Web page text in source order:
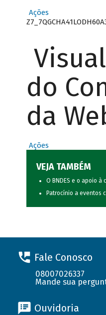
Ações
do
da
Ações
VEJA TAMBÉM
O BNDES e o apoio à
Patrocínio a eventos
Fale Conosco
08007026337
Mande sua
Ouvidoria